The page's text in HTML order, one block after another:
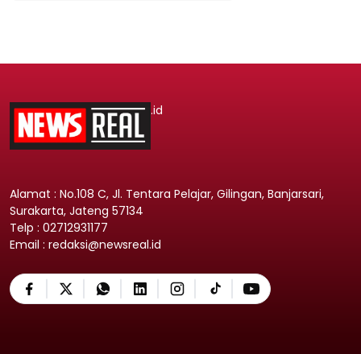
.id
Alamat : No.108 C, Jl. Tentara Pelajar, Gilingan, Banjarsari,
Surakarta, Jateng 57134
Telp : 02712931177
Email : redaksi@newsreal.id